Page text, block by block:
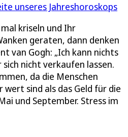
unseres Jahreshoroskops
kriseln und Ihr
geraten, dann denken
van Gogh: „Ich kann nichts
nicht verkaufen lassen.
da die Menschen
wert sind als das Geld für die
und September. Stress im